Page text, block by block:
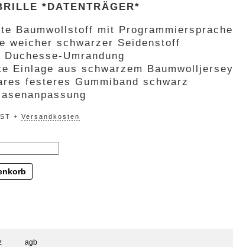
*DATENTRÄGER*
Baumwollstoff mit Programmiersprache
weicher schwarzer Seidenstoff
Umrandung
Einlage aus schwarzem Baumwolljersey
festeres Gummiband schwarz
+ Versandkosten
agb